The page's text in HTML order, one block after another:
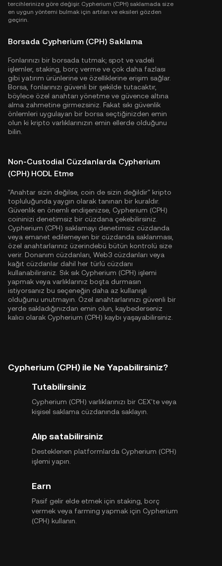
tercihlerinize göre değişir. Cypherium (CPH) saklamada size
en uygun yöntemi bulmak için artıları ve eksileri gözden
geçirin.
Borsada Cypherium (CPH) Saklama
Fonlarınızı bir borsada tutmak; spot ve vadeli
işlemler, staking, borç verme ve çok daha fazlası
gibi yatırım ürünlerine ve özelliklerine erişim sağlar.
Borsa, fonlarınızı güvenli bir şekilde tutacaktır,
böylece özel anahtarı yönetme ve güvence altına
alma zahmetine girmezsiniz. Fakat sıkı güvenlik
önlemleri uygulayan bir borsa seçtiğinizden emin
olun ki kripto varlıklarınızın emin ellerde olduğunu
bilin.
Non-Custodial Cüzdanlarda Cypherium
(CPH) HODL Etme
"Anahtar sizin değilse, coin de sizin değildir" kripto
topluluğunda yaygın olarak tanınan bir kuraldır.
Güvenlik en önemli endişenizse, Cypherium (CPH)
coininizi denetimsiz bir cüzdana çekebilirsiniz.
Cypherium (CPH) saklamayı denetimsiz cüzdanda
veya emanet edilemeyen bir cüzdanda saklanması,
özel anahtarlarınız üzerindebü bütün kontrolü size
verir. Donanım cüzdanları, Web3 cüzdanları veya
kağıt cüzdanlar dahil her türlü cüzdanı
kullanabilirsiniz. Sık sık Cypherium (CPH) işlemi
yapmak veya varlıklarınız boşta durmasın
istiyorsanız bu seçeneğin daha az kullanışlı
olduğunu unutmayın. Özel anahtarlarınızı güvenli bir
yerde sakladığınızdan emin olun, kaybederseniz
kalıcı olarak Cypherium (CPH) kaybı yaşayabilirsiniz.
Cypherium (CPH) ile Ne Yapabilirsiniz?
Tutabilirsiniz
Cypherium (CPH) varlıklarınızı bir CEX'te veya
kişisel saklama cüzdanında saklayın.
Alıp satabilirsiniz
Desteklenen platformlarda Cypherium (CPH)
işlemi yapın.
Earn
Pasif gelir elde etmek için staking, borç
vermek veya farming yapmak için Cypherium
(CPH) kullanın.